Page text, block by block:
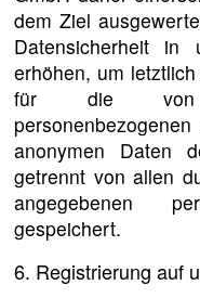
dem Ziel
Datensicherheit in
erhöhen, um
für die von
anonymen Daten
getrennt von allen
angegebenen
gespeichert.
6. Registrierung auf